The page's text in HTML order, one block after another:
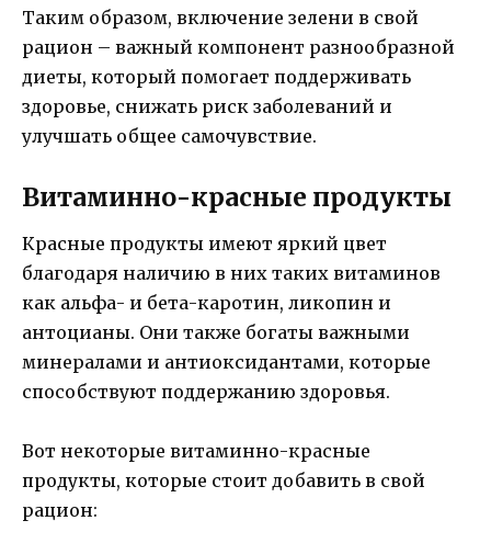
Таким образом, включение зелени в свой
рацион – важный компонент разнообразной
диеты, который помогает поддерживать
здоровье, снижать риск заболеваний и
улучшать общее самочувствие.
Витаминно-красные продукты
Красные продукты имеют яркий цвет
благодаря наличию в них таких витаминов
как альфа- и бета-каротин, ликопин и
антоцианы. Они также богаты важными
минералами и антиоксидантами, которые
способствуют поддержанию здоровья.
Вот некоторые витаминно-красные
продукты, которые стоит добавить в свой
рацион: